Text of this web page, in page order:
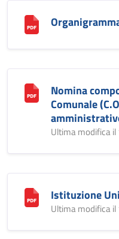
Nomina
Comunale
Ultima modifica
Istituzione
Ultima modifica